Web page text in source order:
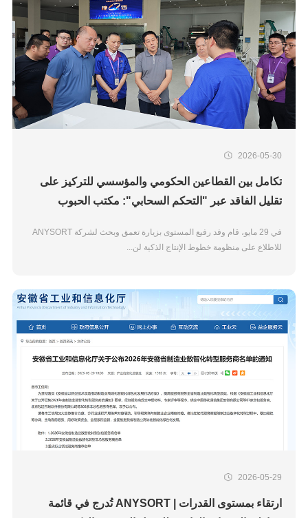
2026-05-30
تكامل بين القطاعين الحكومي والمؤسسي للتركيز على
تقليل الفاقد عبر "التحكم السحابي": مكتب الحبوب
برفقة شركات رائدة في الصناعة للاطلاع على نظام
في 29 مايو، قام وفد رفيع المستوى بزيارة تعمق وبحث لشركة ANYSORT
للاطلاع على منظومة خطوط الإنتاج الذكية لن...
2026-05-29
ارتقاء بمستوى القدرات | ANYSORT تُدرج في قائمة